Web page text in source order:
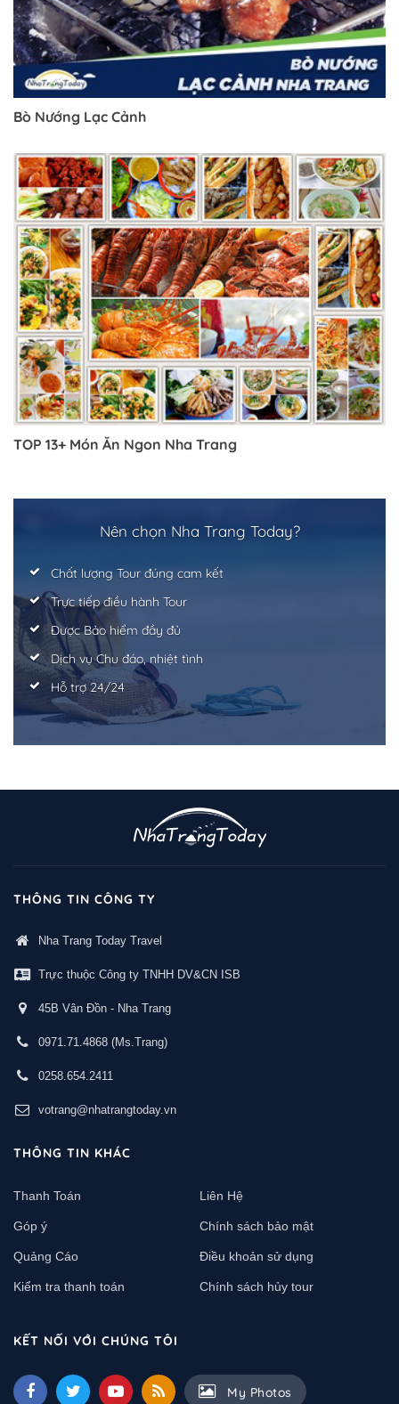
Trở về trang trước đó
Bò Nướng Lạc Cảnh
TOP 13+ Món Ăn Ngon Nha Trang
Nên chọn Nha Trang Today?
Chất lượng Tour đúng cam kết
Trực tiếp điều hành Tour
Được Bảo hiểm đầy đủ
Dịch vụ Chu đáo, nhiệt tình
Hỗ trợ 24/24
THÔNG TIN CÔNG TY
Nha Trang Today Travel
Trực thuộc Công ty TNHH DV&CN ISB
45B Vân Đồn - Nha Trang
0971.71.4868 (Ms.Trang)
0258.654.2411
votrang@nhatrangtoday.vn
THÔNG TIN KHÁC
Thanh Toán Liên Hệ
Góp ý Chính sách bảo mật
Quảng Cáo Điều khoản sử dụng
Kiểm tra thanh toán Chính sách hủy tour
KẾT NỐI VỚI CHÚNG TÔI
My Photos